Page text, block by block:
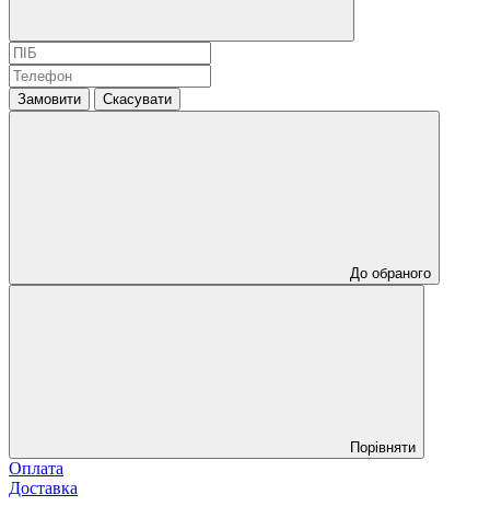
Замовити Скасувати
До обраного
Порівняти
Оплата
Доставка